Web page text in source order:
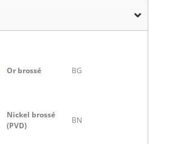
Or brossé BG
Nickel brossé
(PVD)
BN